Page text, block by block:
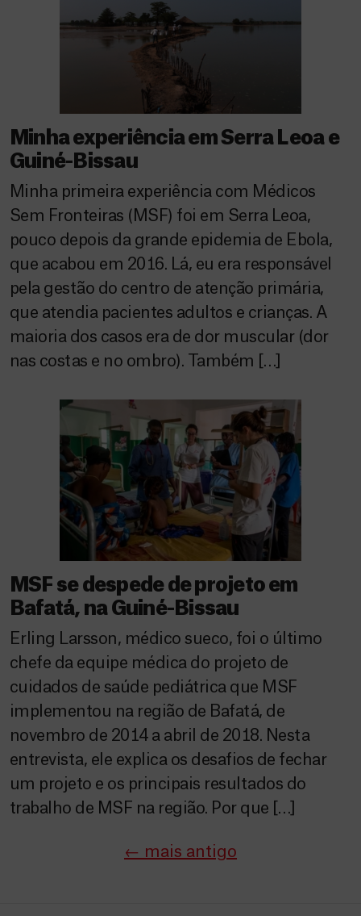
Minha experiência em Serra Leoa e
Guiné-Bissau
Minha primeira experiência com Médicos
Sem Fronteiras (MSF) foi em Serra Leoa,
pouco depois da grande epidemia de Ebola,
que acabou em 2016. Lá, eu era responsável
pela gestão do centro de atenção primária,
que atendia pacientes adultos e crianças. A
maioria dos casos era de dor muscular (dor
nas costas e no ombro). Também […]
MSF se despede de projeto em
Bafatá, na Guiné-Bissau
Erling Larsson, médico sueco, foi o último
chefe da equipe médica do projeto de
cuidados de saúde pediátrica que MSF
implementou na região de Bafatá, de
novembro de 2014 a abril de 2018. Nesta
entrevista, ele explica os desafios de fechar
um projeto e os principais resultados do
trabalho de MSF na região. Por que […]
← mais antigo